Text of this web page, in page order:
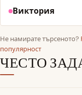
Виктория
Не намирате търсеното?
популярност
ЧЕСТО